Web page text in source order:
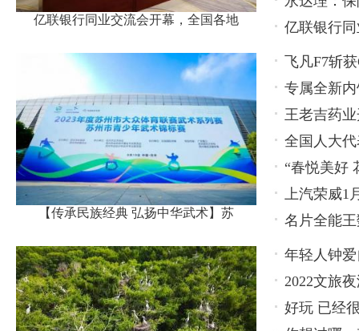
亿联银行同业交流会开幕，全国各地
亿联银行
名代表
【传承民族经典 弘扬中华武术】苏
飞凡F7斩
高度
专属全新
市
王老吉药
片糖，迈入
全国人大
数字乡村
“春悦美好
通
上汽荣威1
显
名片全能
提高
年轻人钟
2022文旅
博览会
好玩 已经